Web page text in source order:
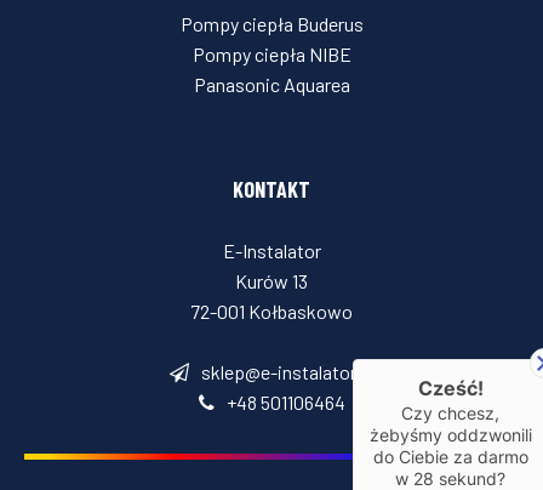
Pompy ciepła Buderus
Pompy ciepła NIBE
Panasonic Aquarea
KONTAKT
E-Instalator
Kurów 13
72-001 Kołbaskowo
sklep@e-instalator.pl
+48 501106464
Cześć!
Czy chcesz,
żebyśmy oddzwonili
do Ciebie za darmo
w 28 sekund?